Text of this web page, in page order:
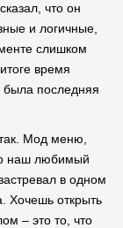
что он
и логичные,
слишком
время
была последняя
Мод меню,
наш любимый
в одном
Хочешь открыть
– это то, что